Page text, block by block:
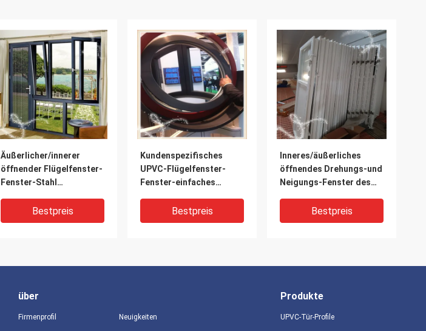
Äußerlicher/innerer
öffnender Flügelfenster-
Fenster-Stahl
verstärktBestpreis
Kundenspezifisches
UPVC-Flügelfenster-
Fenster-einfaches
äußerliche Öffnung
Bestpreis
Inneres/äußerliches
öffnendes Drehungs-und
Neigungs-Fenster des
Bestpreis
über
Firmenprofil Neuigkeiten
Produkte
UPVC-Tür-Profile